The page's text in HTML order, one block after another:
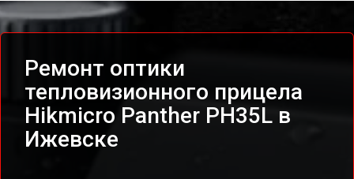
Ремонт оптики
тепловизионного прицела
Hikmicro Panther PH35L в
Ижевске